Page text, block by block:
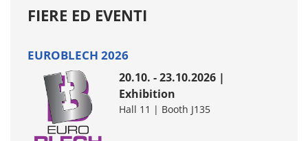
FIERE ED EVENTI
EUROBLECH 2026
20.10. - 23.10.2026 |
Exhibition
Hall 11 | Booth J135